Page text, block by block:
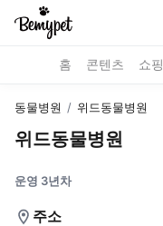
홈 콘텐츠 쇼핑
동물병원 / 위드동물병원
위드동물병원
운영 3년차
주소